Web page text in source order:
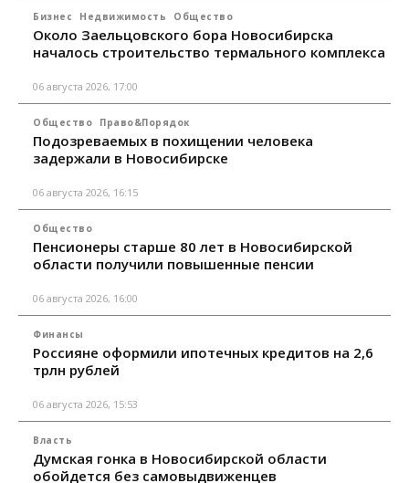
Бизнес Недвижимость Общество
Около Заельцовского бора Новосибирска
началось строительство термального комплекса
06 августа 2026, 17:00
Общество Право&Порядок
Подозреваемых в похищении человека
задержали в Новосибирске
06 августа 2026, 16:15
Общество
Пенсионеры старше 80 лет в Новосибирской
области получили повышенные пенсии
06 августа 2026, 16:00
Финансы
Россияне оформили ипотечных кредитов на 2,6
трлн рублей
06 августа 2026, 15:53
Власть
Думская гонка в Новосибирской области
обойдется без самовыдвиженцев